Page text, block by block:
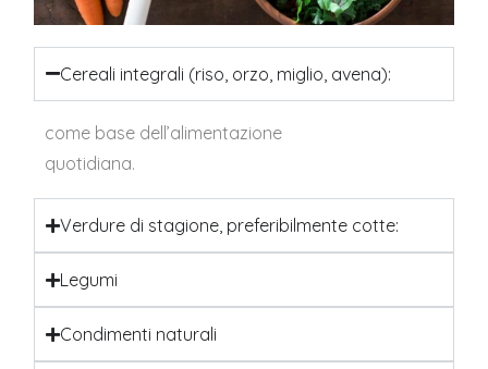
Cereali integrali (riso, orzo, miglio, avena):
come base dell’alimentazione
quotidiana.
Verdure di stagione, preferibilmente cotte:
Legumi
Condimenti naturali